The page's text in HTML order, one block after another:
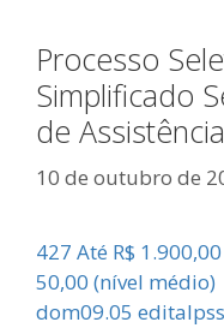
Processo
Simplificado
de
10 de outubro de
427 Até R$
50,00 (nível
dom09.05